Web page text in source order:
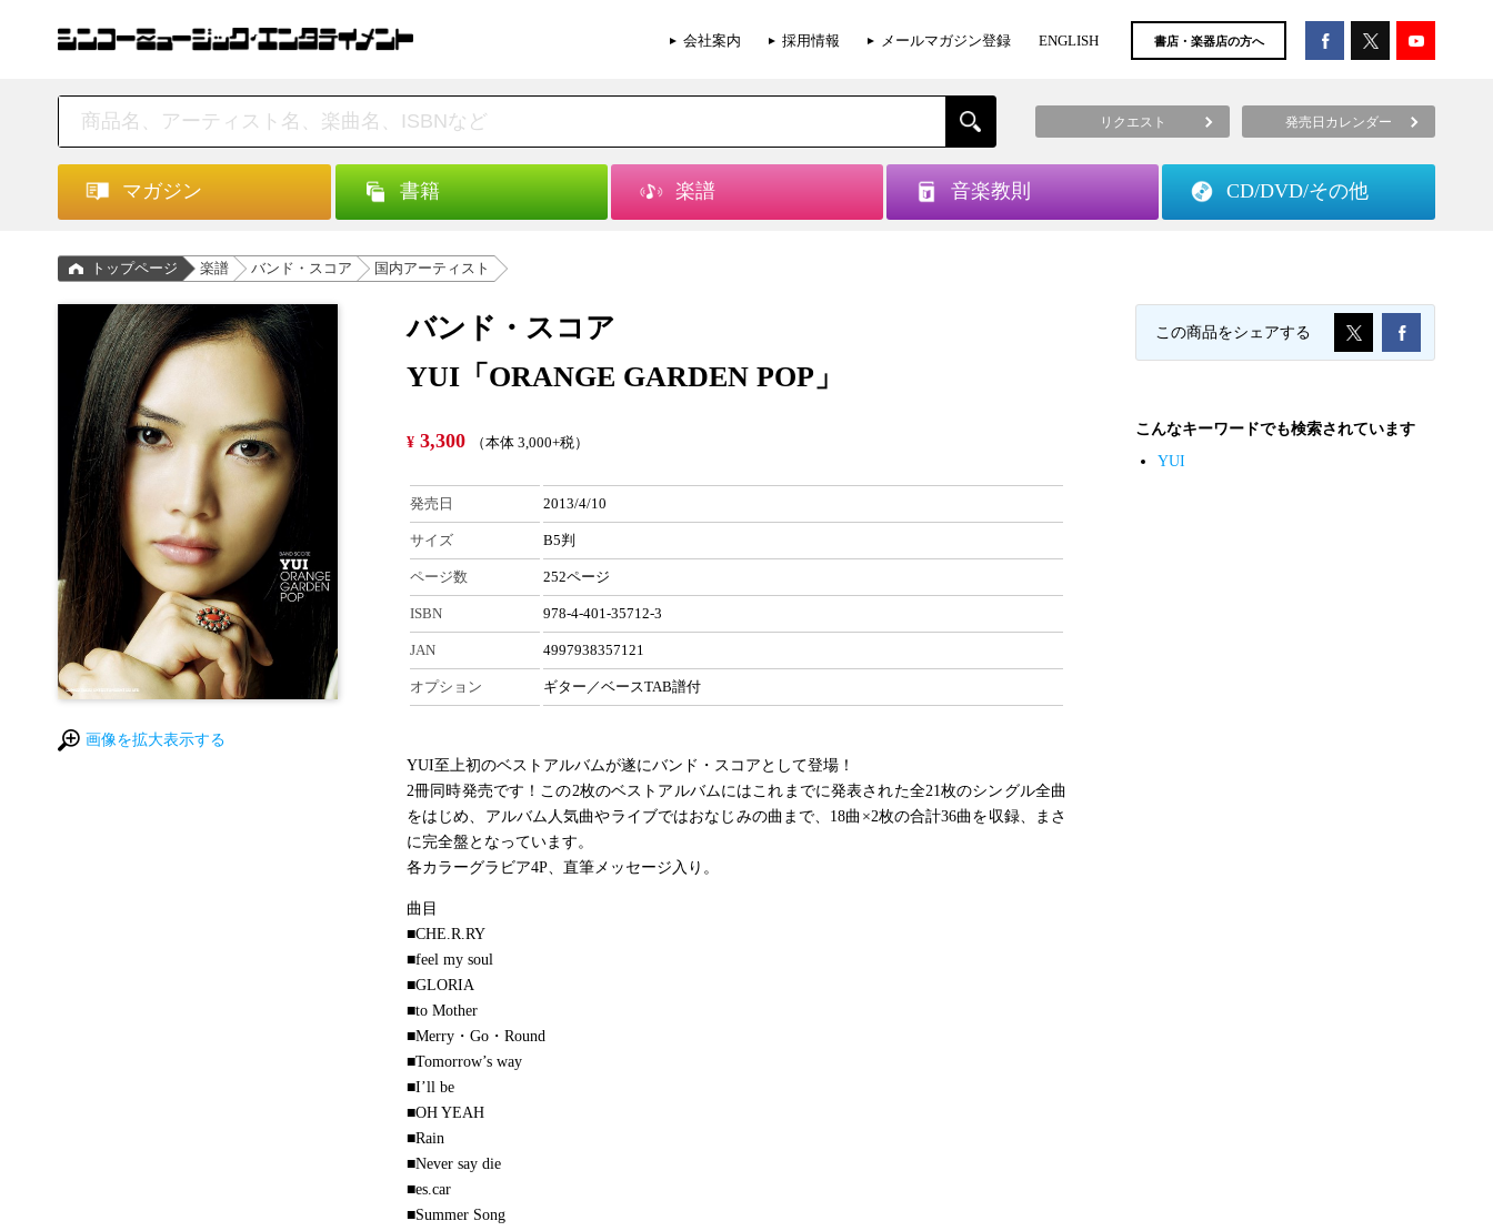
会社案内 採用情報 メールマガジン登録 ENGLISH 書店・楽器店の方へ
リクエスト 発売日カレンダー
マガジン 書籍 楽譜 音楽教則 CD/DVD/その他
トップページ 楽譜 バンド・スコア 国内アーティスト
画像を拡大表示する
バンド・スコア
YUI「ORANGE GARDEN POP」
¥ 3,300 （本体 3,000+税）
発売日 2013/4/10
サイズ B5判
ページ数 252ページ
ISBN 978-4-401-35712-3
JAN 4997938357121
オプション ギター／ベースTAB譜付
YUI至上初のベストアルバムが遂にバンド・スコアとして登場！
2冊同時発売です！この2枚のベストアルバムにはこれまでに発表された全21枚のシングル全曲
をはじめ、アルバム人気曲やライブではおなじみの曲まで、18曲×2枚の合計36曲を収録、まさ
に完全盤となっています。
各カラーグラビア4P、直筆メッセージ入り。
曲目
■CHE.R.RY
■feel my soul
■GLORIA
■to Mother
■Merry・Go・Round
■Tomorrow’s way
■I’ll be
■OH YEAH
■Rain
■Never say die
■es.car
■Summer Song
この商品をシェアする
こんなキーワードでも検索されています
YUI